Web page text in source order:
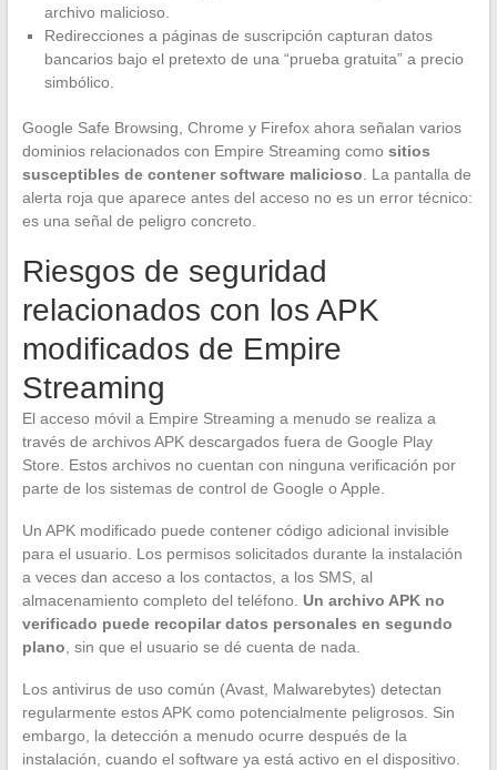
archivo malicioso.
Redirecciones a páginas de suscripción capturan datos
bancarios bajo el pretexto de una “prueba gratuita” a precio
simbólico.
Google Safe Browsing, Chrome y Firefox ahora señalan varios
dominios relacionados con Empire Streaming como sitios
susceptibles de contener software malicioso . La pantalla de
alerta roja que aparece antes del acceso no es un error técnico:
es una señal de peligro concreto.
Riesgos de seguridad
relacionados con los APK
modificados de Empire
Streaming
El acceso móvil a Empire Streaming a menudo se realiza a
través de archivos APK descargados fuera de Google Play
Store. Estos archivos no cuentan con ninguna verificación por
parte de los sistemas de control de Google o Apple.
Un APK modificado puede contener código adicional invisible
para el usuario. Los permisos solicitados durante la instalación
a veces dan acceso a los contactos, a los SMS, al
almacenamiento completo del teléfono. Un archivo APK no
verificado puede recopilar datos personales en segundo
plano , sin que el usuario se dé cuenta de nada.
Los antivirus de uso común (Avast, Malwarebytes) detectan
regularmente estos APK como potencialmente peligrosos. Sin
embargo, la detección a menudo ocurre después de la
instalación, cuando el software ya está activo en el dispositivo.